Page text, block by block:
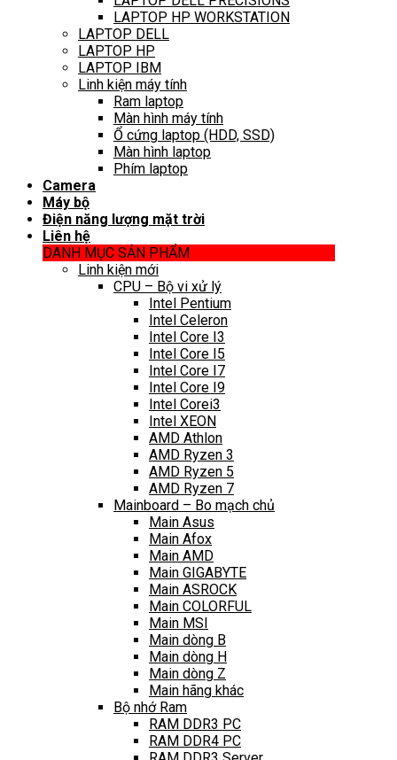
LAPTOP HP WORKSTATION
LAPTOP DELL
LAPTOP HP
LAPTOP IBM
Linh kiện máy tính
Ram laptop
Màn hình máy tính
Ổ cứng laptop (HDD, SSD)
Màn hình laptop
Phím laptop
Camera
Máy bộ
Điện năng lượng mặt trời
Liên hệ
DANH MỤC SẢN PHẨM
Linh kiện mới
CPU – Bộ vi xử lý
Intel Pentium
Intel Celeron
Intel Core I3
Intel Core I5
Intel Core I7
Intel Core I9
Intel Corei3
Intel XEON
AMD Athlon
AMD Ryzen 3
AMD Ryzen 5
AMD Ryzen 7
Mainboard – Bo mạch chủ
Main Asus
Main Afox
Main AMD
Main GIGABYTE
Main ASROCK
Main COLORFUL
Main MSI
Main dòng B
Main dòng H
Main dòng Z
Main hãng khác
Bộ nhớ Ram
RAM DDR3 PC
RAM DDR4 PC